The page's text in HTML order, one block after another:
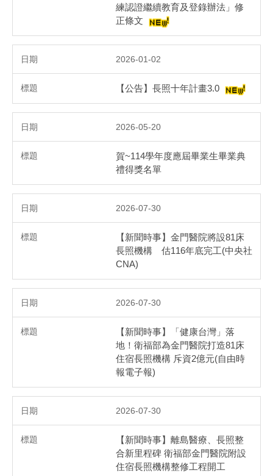
練認證繼續教育及登錄辦法」修
正條文
2026-01-02
【公告】長照十年計畫3.0
2026-05-20
賀~114學年度應屆畢業生畢業典
禮得獎名單
2026-07-30
【新聞時事】金門醫院將設81床
長照機構 估116年底完工(中央社
CNA)
2026-07-30
【新聞時事】「健康台灣」落
地！衛福部為金門醫院打造81床
住宿長照機構 斥資2億元(自由時
報電子報)
2026-07-30
【新聞時事】離島醫療、長照整
合新里程碑 衛福部金門醫院附設
住宿長照機構整修工程開工